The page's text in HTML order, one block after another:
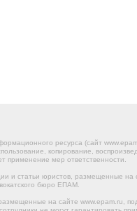
ресурса (сайт
копирование,
применение мер ответственности.
и статьи юристов, размещенные на
бюро ЕПАМ.
на сайте www.epam.ru,